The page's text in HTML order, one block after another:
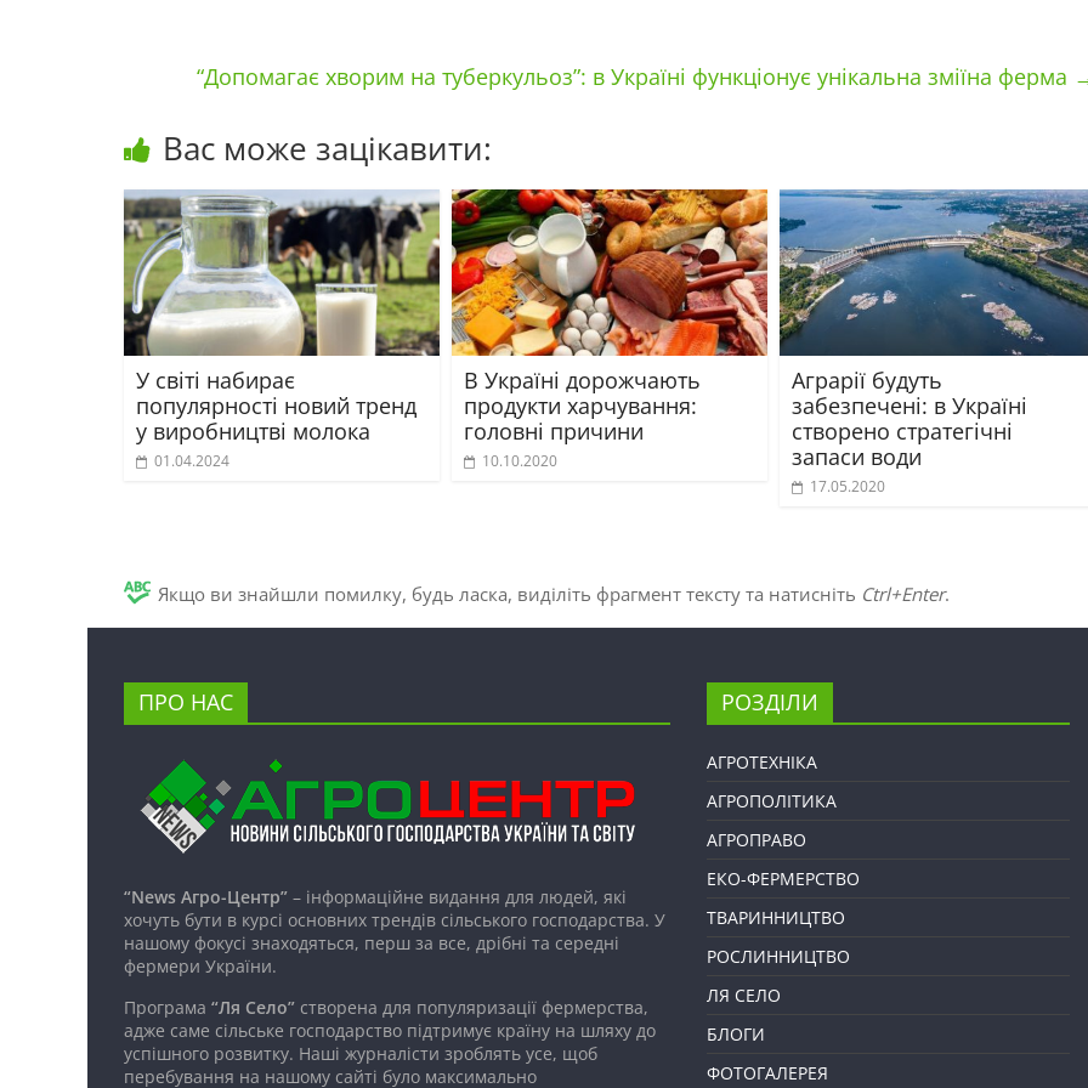
“Допомагає хворим на туберкульоз”: в Україні функціонує унікальна зміїна ферма
Вас може зацікавити:
У світі набирає
популярності новий тренд
у виробництві молока
01.04.2024
В Україні дорожчають
продукти харчування:
головні причини
10.10.2020
Аграрії будуть
забезпечені: в Україні
створено стратегічні
запаси води
17.05.2020
Якщо ви знайшли помилку, будь ласка, виділіть фрагмент тексту та натисніть Ctrl+Enter.
ПРО НАС
“News Агро-Центр” – інформаційне видання для людей, які
хочуть бути в курсі основних трендів сільського господарства. У
нашому фокусі знаходяться, перш за все, дрібні та середні
фермери України.
Програма “Ля Село” створена для популяризації фермерства,
адже саме сільське господарство підтримує країну на шляху до
успішного розвитку. Наші журналісти зроблять усе, щоб
перебування на нашому сайті було максимально
РОЗДІЛИ
АГРОТЕХНІКА
АГРОПОЛІТИКА
АГРОПРАВО
ЕКО-ФЕРМЕРСТВО
ТВАРИННИЦТВО
РОСЛИННИЦТВО
ЛЯ СЕЛО
БЛОГИ
ФОТОГАЛЕРЕЯ